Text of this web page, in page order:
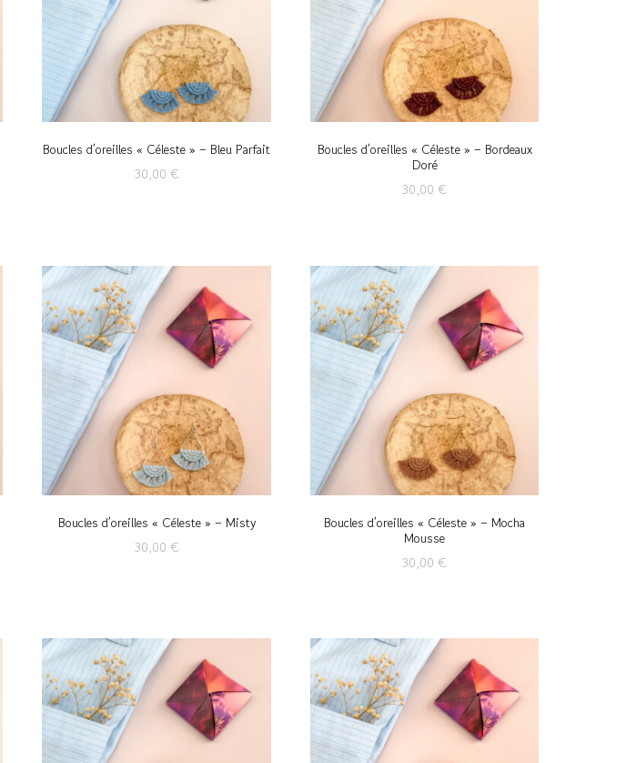
Boucles d’oreilles « Céleste » – Bleu Parfait
30,00 €
Boucles d’oreilles « Céleste » – Bordeaux
Doré
30,00€
Boucles d’oreilles « Céleste » – Misty
30,00 €
Boucles d’oreilles « Céleste » – Mocha
Mousse
30,00€